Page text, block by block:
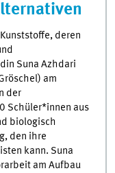
deren
Suna Azhdari
am
der
Schüler*innen aus
biologisch
den ihre
kann. Suna
am Aufbau